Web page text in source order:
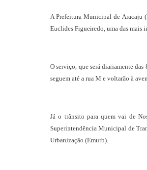
A Prefeitura Municipal de Aracaju
Euclides Figueiredo, uma das mais
O serviço, que será diariamente
seguem até a rua M e voltarão à
Já o trânsito para quem vai de
Superintendência Municipal de
Urbanização (Emurb).